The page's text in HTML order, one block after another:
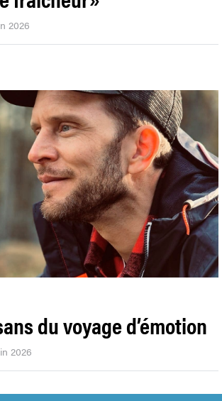
2026
du voyage d’émotion
2026